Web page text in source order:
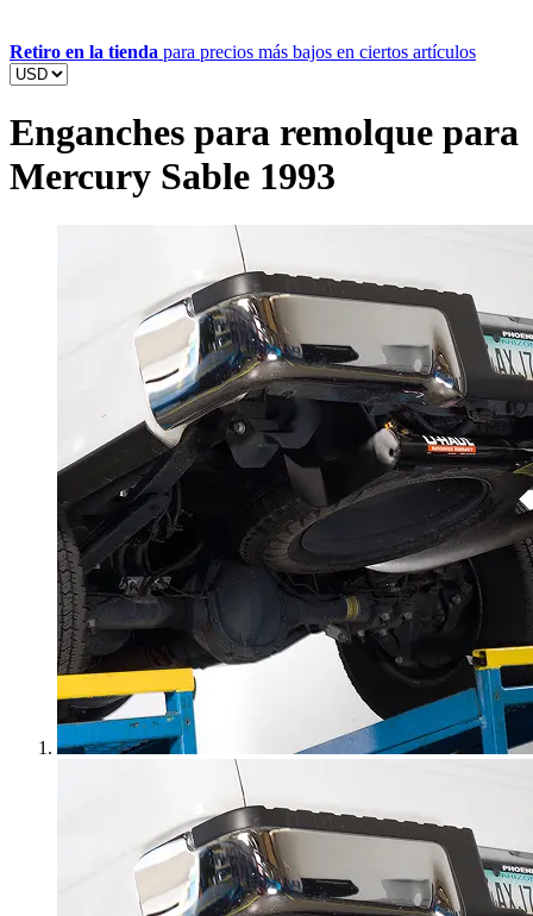
Retiro en la tienda para precios más bajos en ciertos artículos
Enganches para remolque para
Mercury Sable 1993